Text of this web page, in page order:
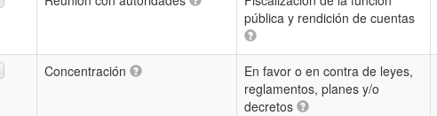
pública y rendición de cuentas
Concentración
En favor o en contra de leyes,
reglamentos, planes y/o
decretos